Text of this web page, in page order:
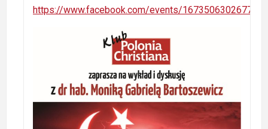
https://www.facebook.com/events/167350630267704/